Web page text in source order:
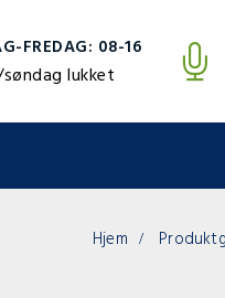
FREDAG: 08-16
lukket
Hjem